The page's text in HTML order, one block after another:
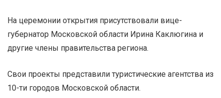
На церемонии открытия присутствовали вице-
губернатор Московской области Ирина Каклюгина и
другие члены правительства региона.
Свои проекты представили туристические агентства из
10-ти городов Московской области.